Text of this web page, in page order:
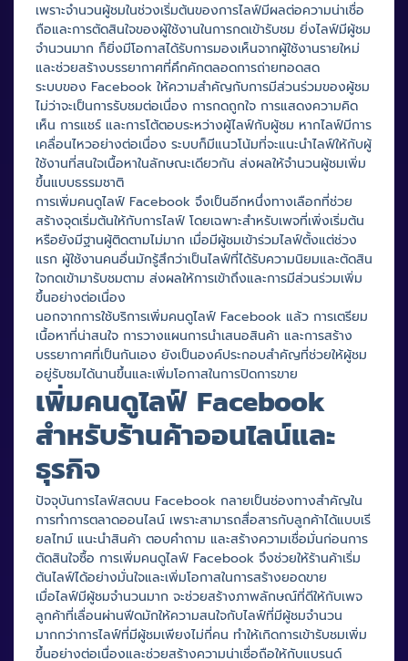
เพราะจำนวนผู้ชมในช่วงเริ่มต้นของการไลฟ์มีผลต่อความน่าเชื่อ
ถือและการตัดสินใจของผู้ใช้งานในการกดเข้ารับชม ยิ่งไลฟ์มีผู้ชม
จำนวนมาก ก็ยิ่งมีโอกาสได้รับการมองเห็นจากผู้ใช้งานรายใหม่
และช่วยสร้างบรรยากาศที่คึกคักตลอดการถ่ายทอดสด
ระบบของ Facebook ให้ความสำคัญกับการมีส่วนร่วมของผู้ชม
ไม่ว่าจะเป็นการรับชมต่อเนื่อง การกดถูกใจ การแสดงความคิด
เห็น การแชร์ และการโต้ตอบระหว่างผู้ไลฟ์กับผู้ชม หากไลฟ์มีการ
เคลื่อนไหวอย่างต่อเนื่อง ระบบก็มีแนวโน้มที่จะแนะนำไลฟ์ให้กับผู้
ใช้งานที่สนใจเนื้อหาในลักษณะเดียวกัน ส่งผลให้จำนวนผู้ชมเพิ่ม
ขึ้นแบบธรรมชาติ
การเพิ่มคนดูไลฟ์ Facebook จึงเป็นอีกหนึ่งทางเลือกที่ช่วย
สร้างจุดเริ่มต้นให้กับการไลฟ์ โดยเฉพาะสำหรับเพจที่เพิ่งเริ่มต้น
หรือยังมีฐานผู้ติดตามไม่มาก เมื่อมีผู้ชมเข้าร่วมไลฟ์ตั้งแต่ช่วง
แรก ผู้ใช้งานคนอื่นมักรู้สึกว่าเป็นไลฟ์ที่ได้รับความนิยมและตัดสิน
ใจกดเข้ามารับชมตาม ส่งผลให้การเข้าถึงและการมีส่วนร่วมเพิ่ม
ขึ้นอย่างต่อเนื่อง
นอกจากการใช้บริการเพิ่มคนดูไลฟ์ Facebook แล้ว การเตรียม
เนื้อหาที่น่าสนใจ การวางแผนการนำเสนอสินค้า และการสร้าง
บรรยากาศที่เป็นกันเอง ยังเป็นองค์ประกอบสำคัญที่ช่วยให้ผู้ชม
อยู่รับชมได้นานขึ้นและเพิ่มโอกาสในการปิดการขาย
เพิ่มคนดูไลฟ์ Facebook
สำหรับร้านค้าออนไลน์และ
ธุรกิจ
ปัจจุบันการไลฟ์สดบน Facebook กลายเป็นช่องทางสำคัญใน
การทำการตลาดออนไลน์ เพราะสามารถสื่อสารกับลูกค้าได้แบบเรี
ยลไทม์ แนะนำสินค้า ตอบคำถาม และสร้างความเชื่อมั่นก่อนการ
ตัดสินใจซื้อ การเพิ่มคนดูไลฟ์ Facebook จึงช่วยให้ร้านค้าเริ่ม
ต้นไลฟ์ได้อย่างมั่นใจและเพิ่มโอกาสในการสร้างยอดขาย
เมื่อไลฟ์มีผู้ชมจำนวนมาก จะช่วยสร้างภาพลักษณ์ที่ดีให้กับเพจ
ลูกค้าที่เลื่อนผ่านฟีดมักให้ความสนใจกับไลฟ์ที่มีผู้ชมจำนวน
มากกว่าการไลฟ์ที่มีผู้ชมเพียงไม่กี่คน ทำให้เกิดการเข้ารับชมเพิ่ม
ขึ้นอย่างต่อเนื่องและช่วยสร้างความน่าเชื่อถือให้กับแบรนด์